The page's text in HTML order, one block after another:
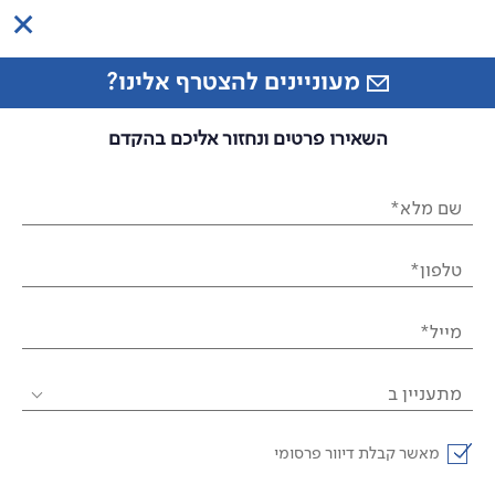
מעוניינים להצטרף אלינו?
השאירו פרטים ונחזור אליכם בהקדם
שם מלא*
טלפון*
מייל*
מתעניין ב
מאשר קבלת דיוור פרסומי